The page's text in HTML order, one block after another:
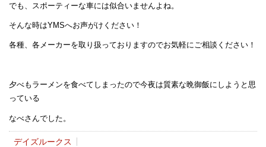
でも、スポーティーな車には似合いませんよね。
そんな時はYMSへお声がけください！
各種、各メーカーを取り扱っておりますのでお気軽にご相談ください！
夕べもラーメンを食べてしまったので今夜は質素な晩御飯にしようと思
っている
なべさんでした。
デイズルークス